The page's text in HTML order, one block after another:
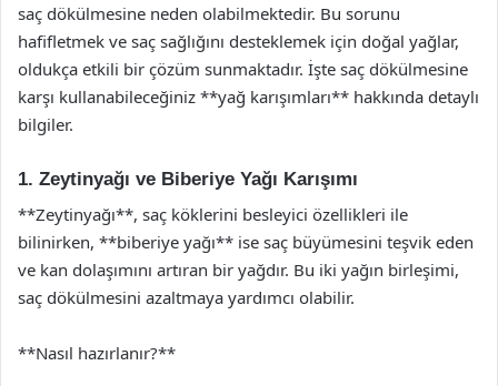
saç dökülmesine neden olabilmektedir. Bu sorunu
hafifletmek ve saç sağlığını desteklemek için doğal yağlar,
oldukça etkili bir çözüm sunmaktadır. İşte saç dökülmesine
karşı kullanabileceğiniz **yağ karışımları** hakkında detaylı
bilgiler.
1. Zeytinyağı ve Biberiye Yağı Karışımı
**Zeytinyağı**, saç köklerini besleyici özellikleri ile
bilinirken, **biberiye yağı** ise saç büyümesini teşvik eden
ve kan dolaşımını artıran bir yağdır. Bu iki yağın birleşimi,
saç dökülmesini azaltmaya yardımcı olabilir.
**Nasıl hazırlanır?**